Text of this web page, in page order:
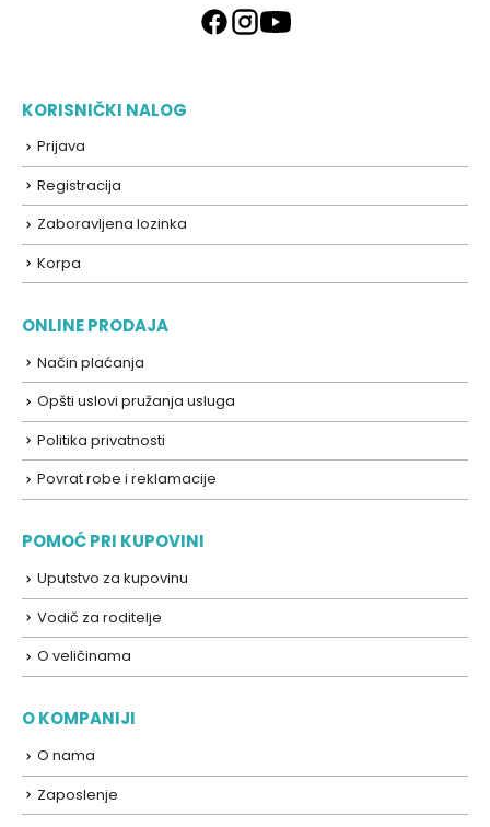
KORISNIČKI NALOG
Prijava
Registracija
Zaboravljena lozinka
Korpa
ONLINE PRODAJA
Način plaćanja
Opšti uslovi pružanja usluga
Politika privatnosti
Povrat robe i reklamacije
POMOĆ PRI KUPOVINI
Uputstvo za kupovinu
Vodič za roditelje
O veličinama
O KOMPANIJI
O nama
Zaposlenje